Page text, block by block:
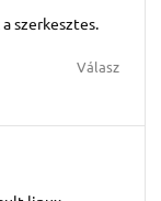
szerkesztes.
Válasz